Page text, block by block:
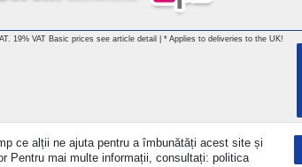
19% VAT Basic prices see article detail | * Applies to deliveries to the UK!
ce alții ne ajuta pentru a îmbunătăți acest site și
Pentru mai multe informații, consultați: politica